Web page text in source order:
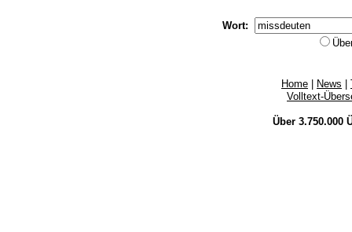
Wort:
Home News
Volltext-
Über 3.750.000